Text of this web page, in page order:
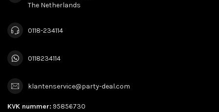
The Netherlands
0118-234114
0118234114
klantenservice@party-deal.com
KVK nummer: 95856730